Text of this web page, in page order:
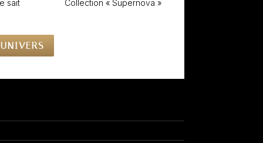
sait Collection « Supernova »